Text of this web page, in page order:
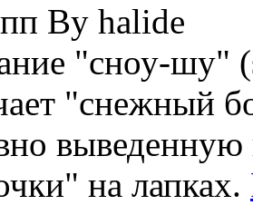
By halide
"сноу-шу"
"снежный
выведенную
на лапках.